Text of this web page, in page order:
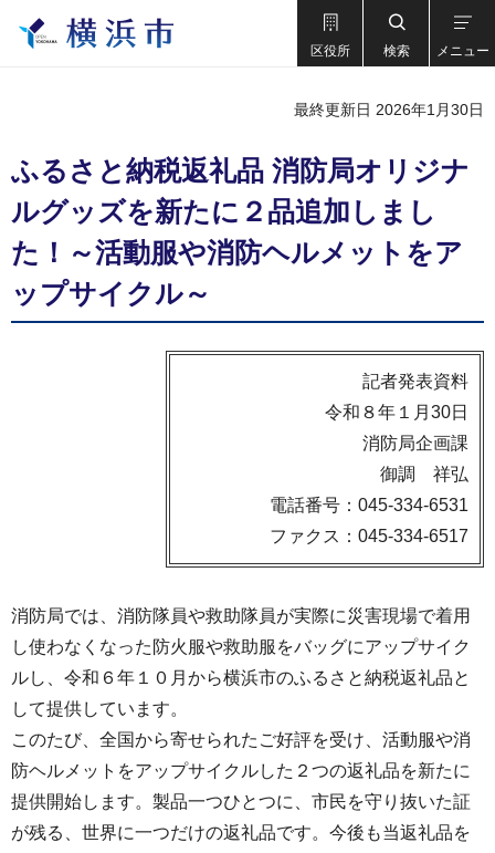
区役所 検索 メニュー
最終更新日 2026年1月30日
ふるさと納税返礼品 消防局オリジナ
ルグッズを新たに２品追加しまし
た！～活動服や消防ヘルメットをア
ップサイクル～
記者発表資料
令和８年１月30日
消防局企画課
御調 祥弘
電話番号：045-334-6531
ファクス：045-334-6517
消防局では、消防隊員や救助隊員が実際に災害現場で着用
し使わなくなった防火服や救助服をバッグにアップサイク
ルし、令和６年１０月から横浜市のふるさと納税返礼品と
して提供しています。
このたび、全国から寄せられたご好評を受け、活動服や消
防ヘルメットをアップサイクルした２つの返礼品を新たに
提供開始します。製品一つひとつに、市民を守り抜いた証
が残る、世界に一つだけの返礼品です。今後も当返礼品を